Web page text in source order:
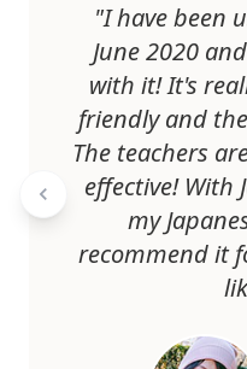
"I have been
June 2020
with it! It's
friendly and
The teachers
effective! With
my
recommend it